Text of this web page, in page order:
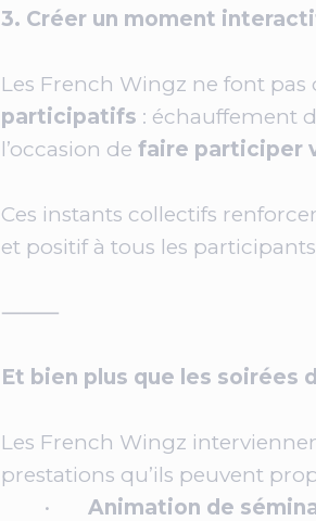
3. Créer un moment
Les French Wingz ne font pas
participatifs : échauffement
l’occasion de faire participer
Ces instants collectifs
et positif à tous les
⸻
Et bien plus que les soirées
Les French Wingz
prestations qu’ils peuvent
•
Animation de